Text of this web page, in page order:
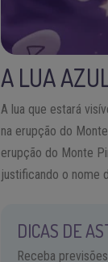
A LUA
A lua que estará
na erupção do
erupção do Monte
justificando o nome
DICAS DE
Receba